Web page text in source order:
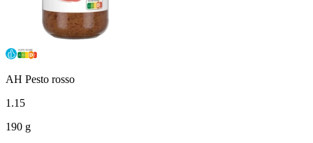
AH Pesto rosso
1 .15
190 g